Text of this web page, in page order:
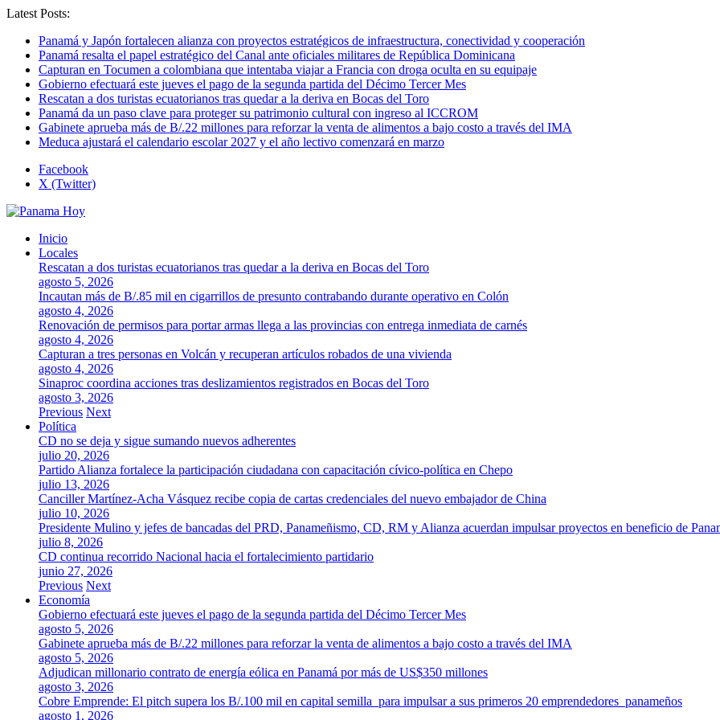
Latest Posts:
Panamá y Japón fortalecen alianza con proyectos estratégicos de infraestructura, conectividad y cooperación
Panamá resalta el papel estratégico del Canal ante oficiales militares de República Dominicana
Capturan en Tocumen a colombiana que intentaba viajar a Francia con droga oculta en su equipaje
Gobierno efectuará este jueves el pago de la segunda partida del Décimo Tercer Mes
Rescatan a dos turistas ecuatorianos tras quedar a la deriva en Bocas del Toro
Panamá da un paso clave para proteger su patrimonio cultural con ingreso al ICCROM
Gabinete aprueba más de B/.22 millones para reforzar la venta de alimentos a bajo costo a través del IMA
Meduca ajustará el calendario escolar 2027 y el año lectivo comenzará en marzo
Facebook
X (Twitter)
Inicio
Locales
Rescatan a dos turistas ecuatorianos tras quedar a la deriva en Bocas del Toro
agosto 5, 2026
Incautan más de B/.85 mil en cigarrillos de presunto contrabando durante operativo en Colón
agosto 4, 2026
Renovación de permisos para portar armas llega a las provincias con entrega inmediata de carnés
agosto 4, 2026
Capturan a tres personas en Volcán y recuperan artículos robados de una vivienda
agosto 4, 2026
Sinaproc coordina acciones tras deslizamientos registrados en Bocas del Toro
agosto 3, 2026
Previous Next
Política
CD no se deja y sigue sumando nuevos adherentes
julio 20, 2026
Partido Alianza fortalece la participación ciudadana con capacitación cívico-política en Chepo
julio 13, 2026
Canciller Martínez-Acha Vásquez recibe copia de cartas credenciales del nuevo embajador de China
julio 10, 2026
Presidente Mulino y jefes de bancadas del PRD, Panameñismo, CD, RM y Alianza acuerdan impulsar proyectos en beneficio de
julio 8, 2026
CD continua recorrido Nacional hacia el fortalecimiento partidario
junio 27, 2026
Previous Next
Economía
Gobierno efectuará este jueves el pago de la segunda partida del Décimo Tercer Mes
agosto 5, 2026
Gabinete aprueba más de B/.22 millones para reforzar la venta de alimentos a bajo costo a través del IMA
agosto 5, 2026
Adjudican millonario contrato de energía eólica en Panamá por más de US$350 millones
agosto 3, 2026
Cobre Emprende: El pitch supera los B/.100 mil en capital semilla para impulsar a sus primeros 20 emprendedores panameños
agosto 1, 2026